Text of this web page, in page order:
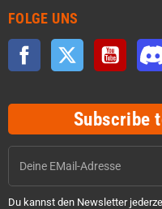
FOLGE UNS
Facebook Twitter
Subscribe
Du kannst den Newsletter